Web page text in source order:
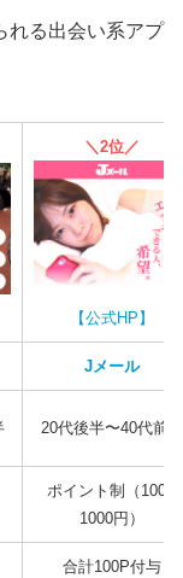
れる出会い系アプ
＼2位／
【公式HP】
Jメール
20代後半〜40代前半
ポイント制（100P
1000円）
合計100P付与